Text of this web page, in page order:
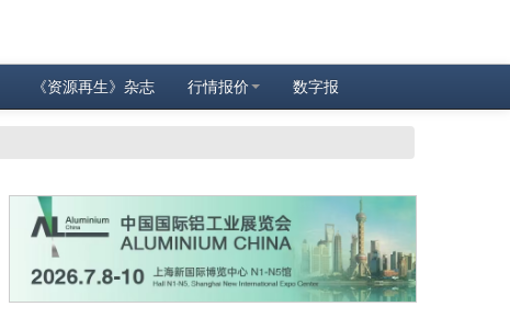
《资源再生》杂志 行情报价 数字报